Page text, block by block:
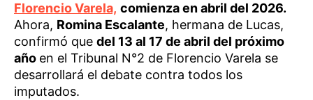
Florencio Varela, comienza en abril del 2026.
Ahora, Romina Escalante, hermana de Lucas,
confirmó que del 13 al 17 de abril del próximo
año en el Tribunal N°2 de Florencio Varela se
desarrollará el debate contra todos los
imputados.